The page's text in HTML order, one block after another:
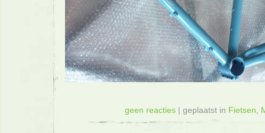
geen reacties| geplaatst in Fietsen,